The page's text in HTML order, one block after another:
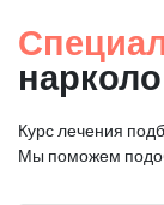
Курс лечения
Мы поможем